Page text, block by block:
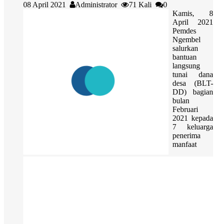
08 April 2021 Administrator 71 Kali
0
Kamis, 8
April 2021
Pemdes
Ngembel
salurkan
bantuan
langsung
tunai dana
desa (BLT-
DD) bagian
bulan
Februari
2021 kepada
7 keluarga
penerima
manfaat